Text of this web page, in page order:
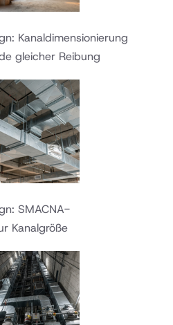
Kanaldimensionierung
gleicher Reibung
SMACNA-
Kanalgröße